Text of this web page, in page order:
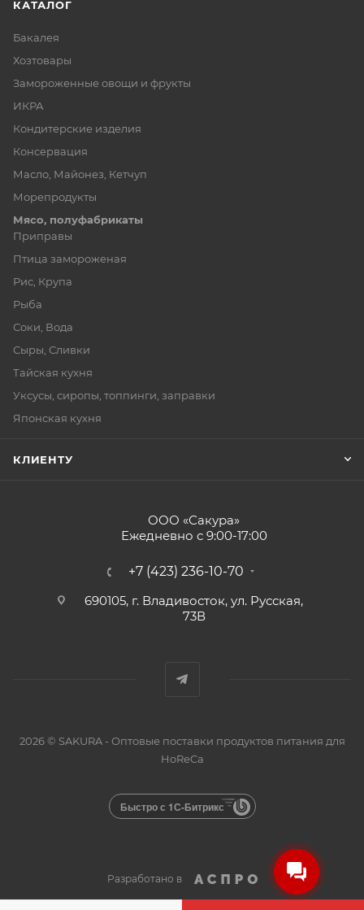
КАТАЛОГ
Бакалея
Хозтовары
Замороженные овощи и фрукты
ИКРА
Кондитерские изделия
Консервация
Масло, Майонез, Кетчуп
Морепродукты
Мясо, полуфабрикаты
Приправы
Птица замороженая
Рис, Крупа
Рыба
Соки, Вода
Сыры, Сливки
Тайская кухня
Уксусы, сиропы, топпинги, заправки
Японская кухня
КЛИЕНТУ
ООО «Сакура»
Ежедневно с 9:00-17:00
+7 (423) 236-10-70
690105, г. Владивосток, ул. Русская,
73В
2026 © SAKURA - Оптовые поставки продуктов питания для
HoReCa
Быстро с 1С-Битрикс
Разработано в